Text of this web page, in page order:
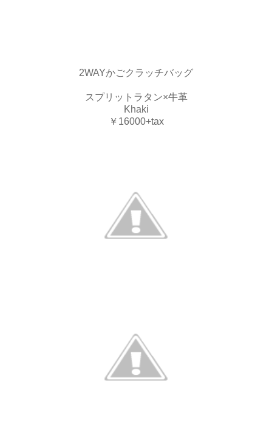
2WAYかごクラッチバッグ
スプリットラタン×牛革
Khaki
￥16000+tax